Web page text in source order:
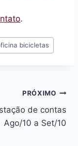
.
bicicletas
PRÓXIMO
de contas
Ago/10 a Set/10